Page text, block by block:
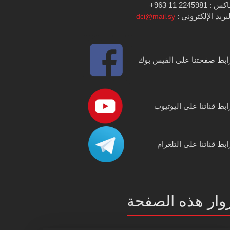
: 2245981 11 963+
الإلكتروني : dci@mail.sy
صفحتنا على الفيس بوك
قناتنا على اليوتيوب
قناتنا على التلغرام
هذه الصفحة